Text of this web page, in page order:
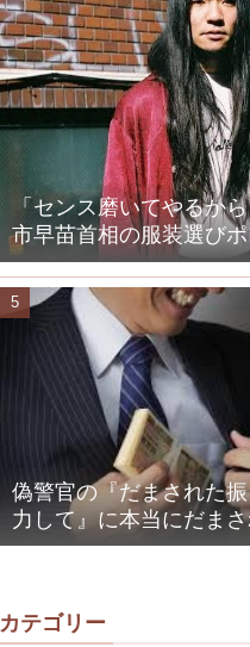
「センス磨いてやるか
市早苗首相の服装選び
クミュージシャンが激
荒れ
偽警官の『だまされた
力して』に本当にだま
女性1200万円被害
カテゴリー